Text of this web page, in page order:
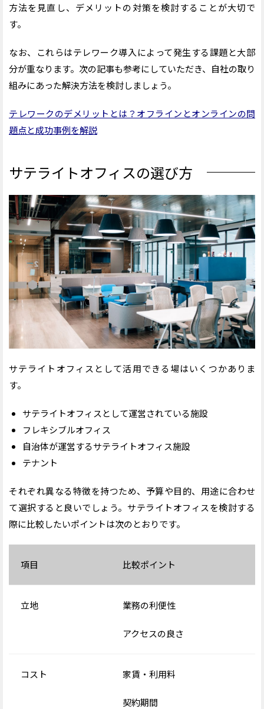
方法を見直し、デメリットの対策を検討することが大切で
す。
なお、これらはテレワーク導入によって発生する課題と大部
分が重なります。次の記事も参考にしていただき、自社の取り
組みにあった解決方法を検討しましょう。
テレワークのデメリットとは？オフラインとオンラインの問
題点と成功事例を解説
サテライトオフィスの選び方
サテライトオフィスとして活用できる場はいくつかありま
す。
サテライトオフィスとして運営されている施設
フレキシブルオフィス
自治体が運営するサテライトオフィス施設
テナント
それぞれ異なる特徴を持つため、予算や目的、用途に合わせ
て選択すると良いでしょう。サテライトオフィスを検討する
際に比較したいポイントは次のとおりです。
項目 比較ポイント
立地 業務の利便性
アクセスの良さ
コスト 家賃・利用料
契約期間